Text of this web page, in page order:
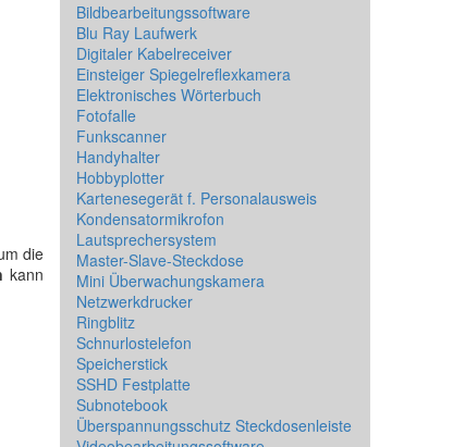
die
kann
Bildbearbeitungssoftware
Blu Ray Laufwerk
Digitaler Kabelreceiver
Einsteiger Spiegelreflexkamera
Elektronisches Wörterbuch
Fotofalle
Funkscanner
Handyhalter
Hobbyplotter
Kartenesegerät f. Personalausweis
Kondensatormikrofon
Lautsprechersystem
Master-Slave-Steckdose
Mini Überwachungskamera
Netzwerkdrucker
Ringblitz
Schnurlostelefon
Speicherstick
SSHD Festplatte
Subnotebook
Überspannungsschutz Steckdosenleiste